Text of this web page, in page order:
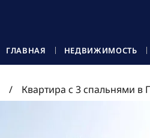
ГЛАВНАЯ НЕДВИЖИМОСТЬ
Квартира с 3 спальнями